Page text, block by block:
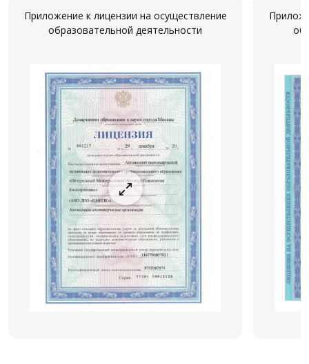
Приложение к лицензии на осуществление
образовательной деятельности